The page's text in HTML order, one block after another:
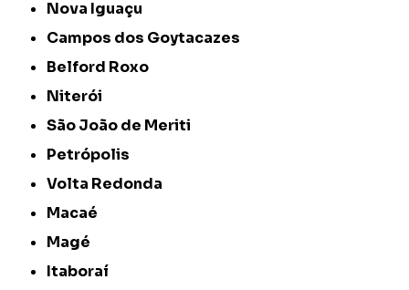
Nova Iguaçu
Campos dos Goytacazes
Belford Roxo
Niterói
São João de Meriti
Petrópolis
Volta Redonda
Macaé
Magé
Itaboraí